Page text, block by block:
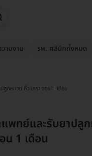
วามงาม รพ. คลินิกทั้งหมด
ลูกหนวด คิ้ว เครา จอน 1 เดือน
พทย์และรับยาปลู
น 1 เดือน